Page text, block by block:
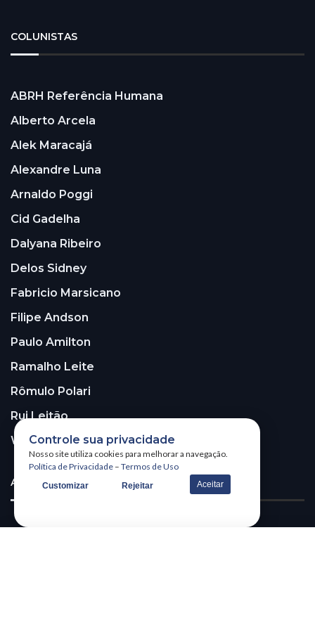
COLUNISTAS
ABRH Referência Humana
Alberto Arcela
Alek Maracajá
Alexandre Luna
Arnaldo Poggi
Cid Gadelha
Dalyana Ribeiro
Delos Sidney
Fabricio Marsicano
Filipe Andson
Paulo Amilton
Ramalho Leite
Rômulo Polari
Rui Leitão
Walter Santos
ASSINE A NOSSA NEWSLETTER!
Controle sua privacidade
Nosso site utiliza cookies para melhorar a navegação.
Política de Privacidade – Termos de Uso
Customizar Rejeitar Aceitar